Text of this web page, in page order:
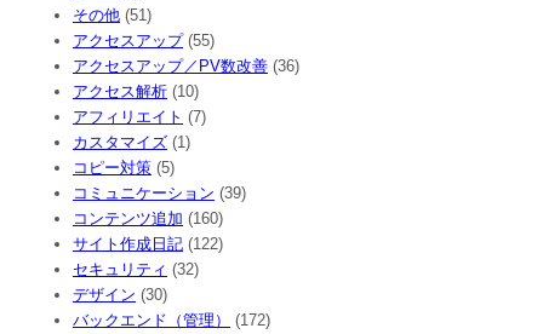
その他 (51)
アクセスアップ(55)
アクセスアップ／PV数改善 (36)
アクセス解析 (10)
アフィリエイト (7)
カスタマイズ (1)
コピー対策 (5)
コミュニケーション (39)
コンテンツ追加 (160)
サイト作成日記 (122)
セキュリティ (32)
デザイン (30)
バックエンド（管理）
(172)